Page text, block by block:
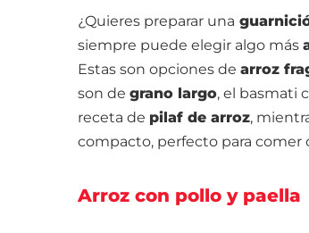
¿Quieres preparar una
siempre puede elegir algo más
Estas son opciones de arroz
son de grano largo, el basmati
receta de pilaf de arroz,
compacto, perfecto para comer
Arroz con pollo y paella